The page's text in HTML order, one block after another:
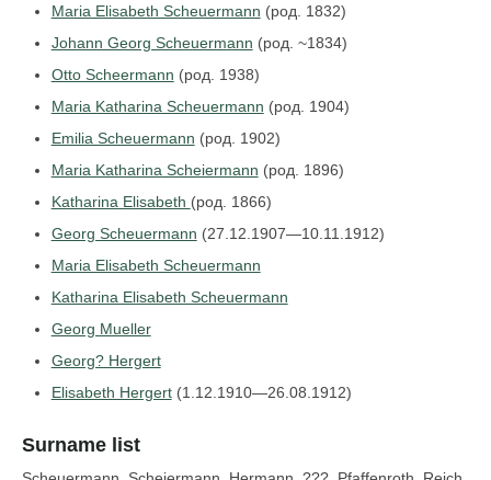
Maria Elisabeth Scheuermann (род. 1832)
Johann Georg Scheuermann (род. ~1834)
Otto Scheermann (род. 1938)
Maria Katharina Scheuermann (род. 1904)
Emilia Scheuermann (род. 1902)
Maria Katharina Scheiermann (род. 1896)
Katharina Elisabeth (род. 1866)
Georg Scheuermann (27.12.1907—10.11.1912)
Maria Elisabeth Scheuermann
Katharina Elisabeth Scheuermann
Georg Mueller
Georg? Hergert
Elisabeth Hergert(1.12.1910—26.08.1912)
Surname list